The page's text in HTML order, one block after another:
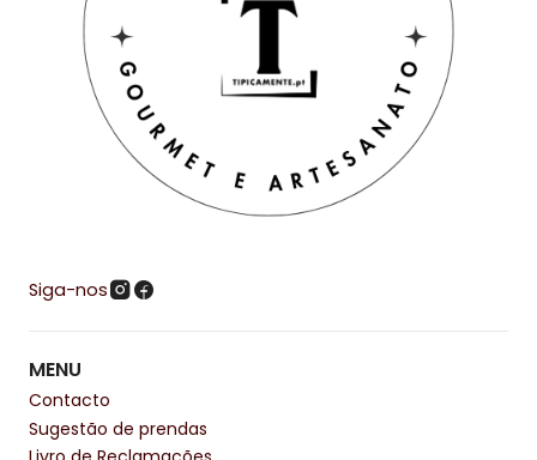
Siga-nos
MENU
Contacto
Sugestão de prendas